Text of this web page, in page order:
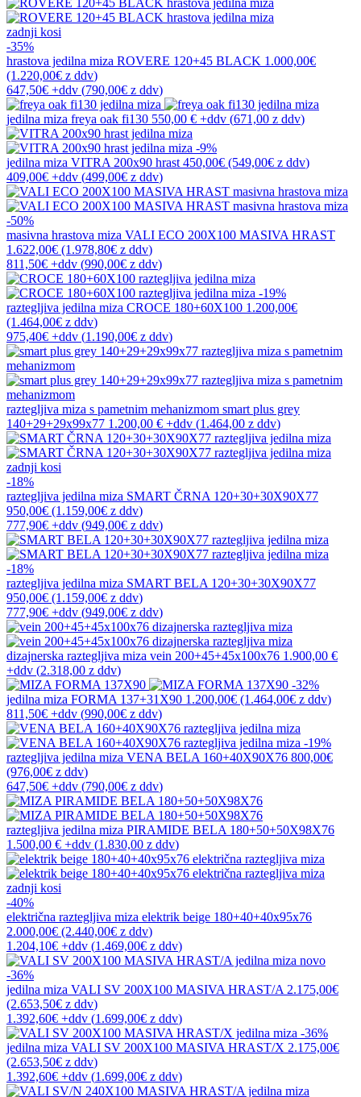
zadnji kosi
-35%
hrastova jedilna miza ROVERE 120+45 BLACK 1.000,00€
(1.220,00€ z ddv)
647,50€ +ddv (790,00€ z ddv)
jedilna miza freya oak fi130 550,00 € +ddv (671,00 z ddv)
-9%
jedilna miza VITRA 200x90 hrast 450,00€ (549,00€ z ddv)
409,00€ +ddv (499,00€ z ddv)
-50%
masivna hrastova miza VALI ECO 200X100 MASIVA HRAST
1.622,00€ (1.978,80€ z ddv)
811,50€ +ddv (990,00€ z ddv)
-19%
raztegljiva jedilna miza CROCE 180+60X100 1.200,00€
(1.464,00€ z ddv)
975,40€ +ddv (1.190,00€ z ddv)
raztegljiva miza s pametnim mehanizmom smart plus grey
140+29+29x99x77 1.200,00 € +ddv (1.464,00 z ddv)
zadnji kosi
-18%
raztegljiva jedilna miza SMART ČRNA 120+30+30X90X77
950,00€ (1.159,00€ z ddv)
777,90€ +ddv (949,00€ z ddv)
-18%
raztegljiva jedilna miza SMART BELA 120+30+30X90X77
950,00€ (1.159,00€ z ddv)
777,90€ +ddv (949,00€ z ddv)
dizajnerska raztegljiva miza vein 200+45+45x100x76 1.900,00 €
+ddv (2.318,00 z ddv)
-32%
jedilna miza FORMA 137+31X90 1.200,00€ (1.464,00€ z ddv)
811,50€ +ddv (990,00€ z ddv)
-19%
raztegljiva jedilna miza VENA BELA 160+40X90X76 800,00€
(976,00€ z ddv)
647,50€ +ddv (790,00€ z ddv)
raztegljiva jedilna miza PIRAMIDE BELA 180+50+50X98X76
1.500,00 € +ddv (1.830,00 z ddv)
zadnji kosi
-40%
električna raztegljiva miza elektrik beige 180+40+40x95x76
2.000,00€ (2.440,00€ z ddv)
1.204,10€ +ddv (1.469,00€ z ddv)
novo
-36%
jedilna miza VALI SV 200X100 MASIVA HRAST/A 2.175,00€
(2.653,50€ z ddv)
1.392,60€ +ddv (1.699,00€ z ddv)
-36%
jedilna miza VALI SV 200X100 MASIVA HRAST/X 2.175,00€
(2.653,50€ z ddv)
1.392,60€ +ddv (1.699,00€ z ddv)